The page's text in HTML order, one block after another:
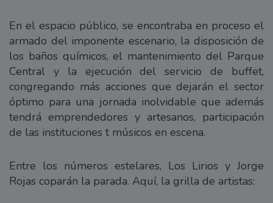
En el espacio público, se encontraba en proceso el
armado del imponente escenario, la disposición de
los baños químicos, el mantenimiento del Parque
Central y la ejecución del servicio de buffet,
congregando más acciones que dejarán el sector
óptimo para una jornada inolvidable que además
tendrá emprendedores y artesanos, participación
de las instituciones t músicos en escena.
Entre los números estelares, Los Lirios y Jorge
Rojas coparán la parada. Aquí, la grilla de artistas: